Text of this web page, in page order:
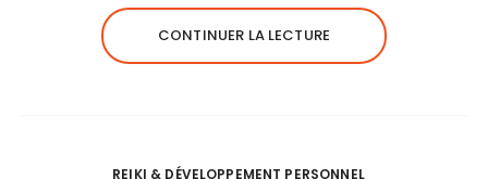
CONTINUER LA LECTURE
REIKI & DÉVELOPPEMENT PERSONNEL